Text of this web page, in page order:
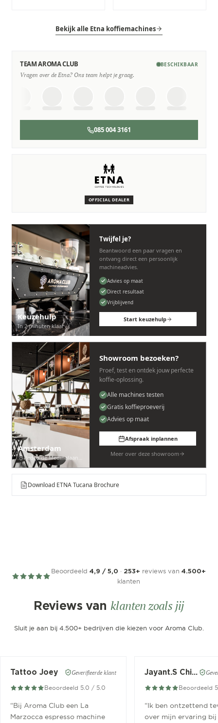
Bekijk alle Etna koffiemachines
TEAM AROMA CLUB BESCHIKBAAR
Vragen over de Etna? Ons team helpt je graag.
085 004 3161
OFFICIAL DEALER
Wij staan voor je klaar
Deskundige monteurs die verstand hebben van Etna
Persoonlijk, snel en zonder gedoe.
Keuzehulp
In 2 minuten klaar
Twijfel je?
Beantwoord een paar vragen en
ontvang direct een persoonlijk
machineadvies.
Advies op maat
Direct resultaat
Vrijblijvend
Start keuzehulp
Amsterdam
Pedro de Medinalaan 53
Showroom bezoeken?
Proef, test en ontdek jouw perfecte
koffie-oplossing.
Alle machines testen
Gratis koffieproeverij
Advies op maat
Afspraak inplannen
Meer over deze showroom
Download ETNA Tucana Brochure
Beoordeeld 4,9 / 5,0 · 253+ reviews van 4.500+
klanten
Reviews van klanten zoals jij
Sluit je aan bij 4.500+ bedrijven die kiezen voor Aroma Club.
Tattoo Joey Geverifieerde klant
Beoordeeld 5.0 / 5.0
“Bij Aroma Club een La
Marzocca espresso machine
Jayant.S Chitaroe
Beoordeeld
“Ik ben ontzettend
over mijn ervaring bij